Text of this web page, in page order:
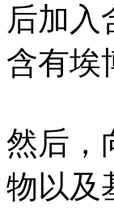
后加入
含有埃
然后，
物以及